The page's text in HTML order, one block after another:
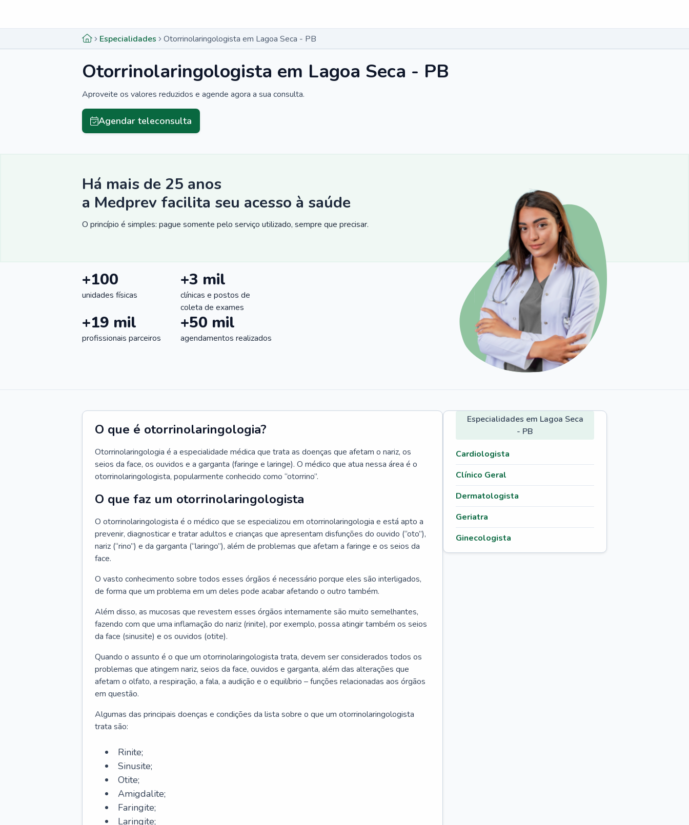
Especialidades Otorrinolaringologista em Lagoa Seca - PB
Otorrinolaringologista em Lagoa Seca - PB
Aproveite os valores reduzidos e agende agora a sua consulta.
Agendar teleconsulta
Há mais de 25 anos
a Medprev facilita seu acesso à saúde
O princípio é simples: pague somente pelo serviço utilizado, sempre que precisar.
+100
unidades físicas
+3 mil
clínicas e postos de
coleta de exames
+19 mil
profissionais parceiros
+50 mil
agendamentos realizados
O que é otorrinolaringologia?
Otorrinolaringologia é a especialidade médica que trata as doenças que afetam o nariz, os
seios da face, os ouvidos e a garganta (faringe e laringe). O médico que atua nessa área é o
otorrinolaringologista, popularmente conhecido como “otorrino”.
O que faz um otorrinolaringologista
O otorrinolaringologista é o médico que se especializou em otorrinolaringologia e está apto a
prevenir, diagnosticar e tratar adultos e crianças que apresentam disfunções do ouvido (“oto”),
nariz (“rino”) e da garganta (“laringo”), além de problemas que afetam a faringe e os seios da
face.
O vasto conhecimento sobre todos esses órgãos é necessário porque eles são interligados,
de forma que um problema em um deles pode acabar afetando o outro também.
Além disso, as mucosas que revestem esses órgãos internamente são muito semelhantes,
fazendo com que uma inflamação do nariz (rinite), por exemplo, possa atingir também os seios
da face (sinusite) e os ouvidos (otite).
Quando o assunto é o que um otorrinolaringologista trata, devem ser considerados todos os
problemas que atingem nariz, seios da face, ouvidos e garganta, além das alterações que
afetam o olfato, a respiração, a fala, a audição e o equilíbrio – funções relacionadas aos órgãos
em questão.
Algumas das principais doenças e condições da lista sobre o que um otorrinolaringologista
trata são:
Rinite;
Sinusite;
Otite;
Amigdalite;
Faringite;
Laringite;
Especialidades em Lagoa Seca
- PB
Cardiologista
Clínico Geral
Dermatologista
Geriatra
Ginecologista